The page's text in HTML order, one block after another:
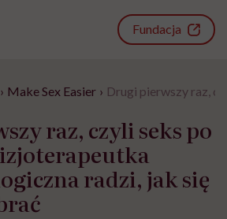
Fundacja
› Make Sex Easier › Drugi pierwszy raz,
raz, czyli seks po
radzi, jak się